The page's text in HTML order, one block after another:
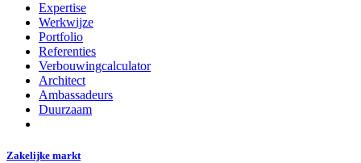
Expertise
Werkwijze
Portfolio
Referenties
Verbouwingcalculator
Architect
Ambassadeurs
Duurzaam
Zakelijke markt